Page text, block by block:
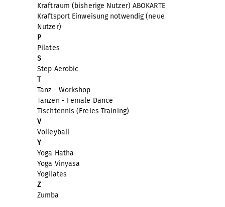
Kraftraum (bisherige Nutzer) ABOKARTE
Kraftsport Einweisung notwendig (neue
Nutzer)
P
Pilates
S
Step Aerobic
T
Tanz - Workshop
Tanzen - Female Dance
Tischtennis (Freies Training)
V
Volleyball
Y
Yoga Hatha
Yoga Vinyasa
Yogilates
Z
Zumba